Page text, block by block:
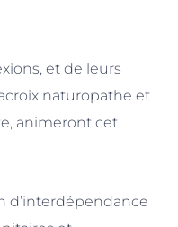
et de leurs
naturopathe et
animeront cet
d’interdépendance